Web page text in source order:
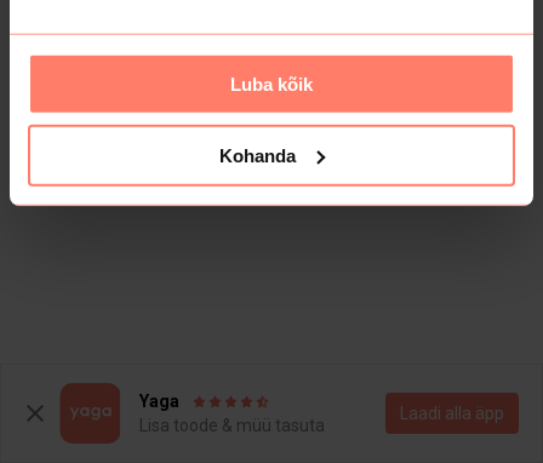
Luba kõik
Kohanda
Yaga
Lisa toode & müü tasuta
Laadi alla äpp